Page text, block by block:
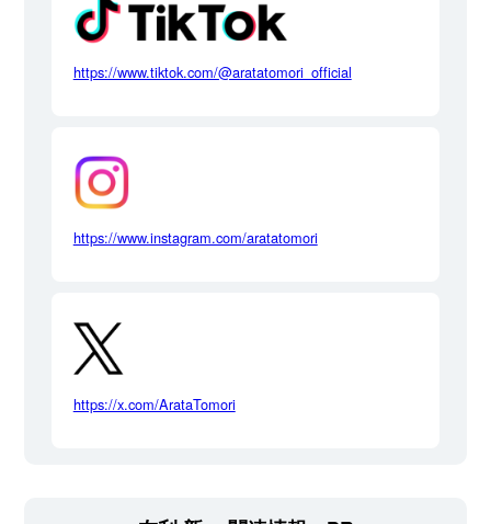
https://www.tiktok.com/@aratatomori_official
https://www.instagram.com/aratatomori
https://x.com/ArataTomori